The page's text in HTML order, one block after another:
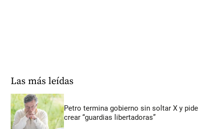
Las más leídas
Petro termina gobierno sin soltar X y pide
crear “guardias libertadoras”